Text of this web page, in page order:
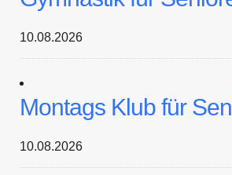
10.08.2026
Montags Klub für
10.08.2026